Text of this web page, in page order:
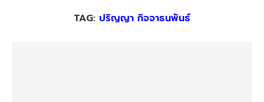
TAG: ปริญญา กิจจาธนพันธ์